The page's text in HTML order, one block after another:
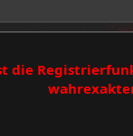
die